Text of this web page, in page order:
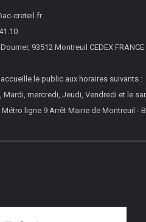
creteil.fr
93512 Montreuil CEDEX FRANCE
le public aux horaires suivants :
Mardi, mercredi, Jeudi, Vendredi et le
Métro ligne 9 Arrêt Mairie de Montreuil -